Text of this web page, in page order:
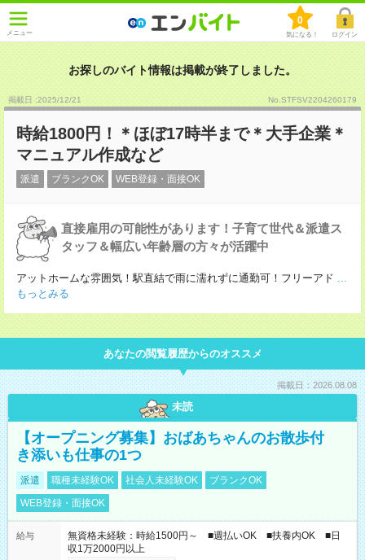
メニュー
0
気になる！ ログイン
お探しのバイト情報は掲載が終了しました。
掲載日 :2025/12/21 No.STFSV2204260179
時給1800円！＊ほぼ17時半まで＊大手企業＊
マニュアル作成など
派遣 ブランクOK WEB登録・面接OK
直接雇用の可能性があります！子育て世代＆派遣ス
タッフ＆幅広い年齢層の方々が活躍中
アットホームな雰囲気！駅直結で雨に濡れずに通勤可！フリーアド ...
もっとみる
あなたの閲覧履歴からのオススメ
掲載日：2026.08.08
未読
【オープニング募集】おばあちゃんのお散歩付
き添いも仕事の1つ
派遣 職種未経験OK 社会人未経験OK
ブランクOK
WEB登録・面接OK
給与
無資格未経験：時給1500円～ ■週払いOK ■扶養内OK ■日
収1万2000円以上